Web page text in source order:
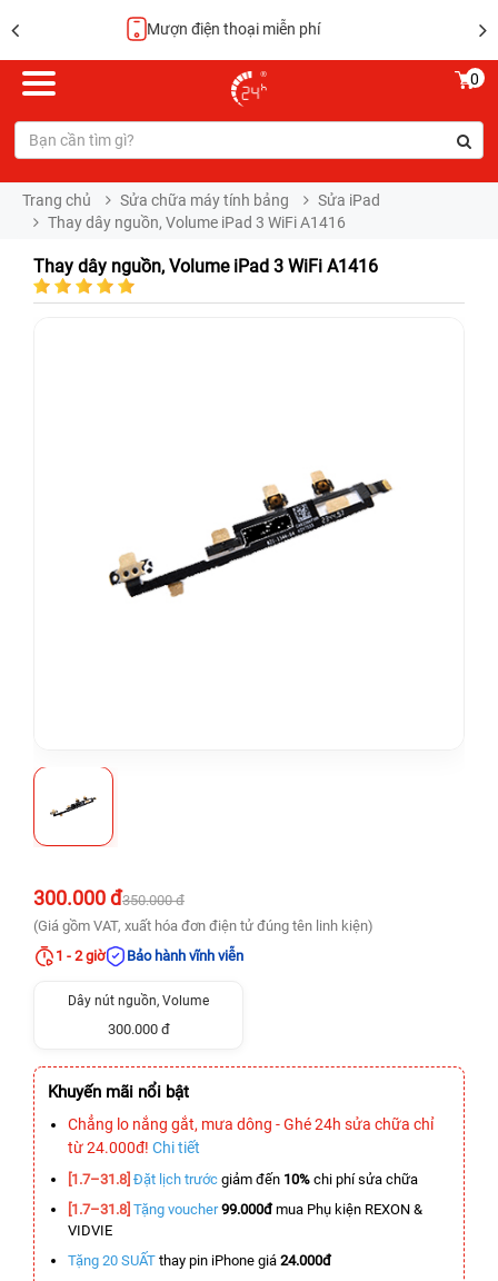
Hoàn tiền 100%
0
Trang chủ Sửa chữa máy tính bảng
Sửa iPad
Thay dây nguồn, Volume iPad 3 WiFi A1416
Thay dây nguồn, Volume iPad 3 WiFi A1416
300.000 đ350.000 đ
(Giá gồm VAT, xuất hóa đơn điện tử đúng tên linh kiện)
1 - 2 giờ
Bảo hành vĩnh viễn
Dây nút nguồn, Volume
300.000 đ
Khuyến mãi nổi bật
Chẳng lo nắng gắt, mưa dông - Ghé 24h sửa chữa chỉ
từ 24.000đ! Chi tiết
[1.7–31.8] Đặt lịch trước giảm đến 10% chi phí sửa chữa
[1.7–31.8] Tặng voucher 99.000đmua Phụ kiện REXON &
VIDVIE
Tặng 20 SUẤT thay pin iPhone giá 24.000đ